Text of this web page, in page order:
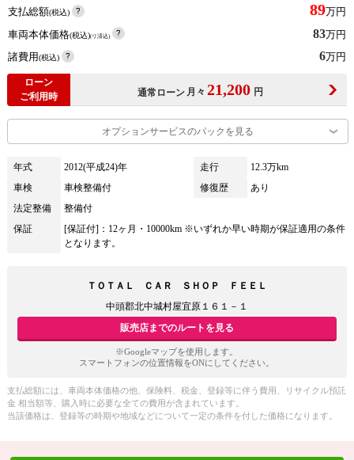
支払総額(税込) 89万円
車両本体価格(税込)(リ済込) 83万円
諸費用(税込) 6万円
ローン
ご利用時
通常ローン 月々 21,200 円
オプションサービスのパックを見る
年式 2012(平成24)年 走行
12.3万km
車検
車検整備付 修復歴
あり
法定整備
整備付
保証
[保証付]：12ヶ月・10000km ※いずれか早い時期が保証適用の条件
となります。
ＴＯＴＡＬ ＣＡＲ ＳＨＯＰ ＦＥＥＬ
中頭郡北中城村屋宜原１６１－１
販売店までのルートを見る
※Googleマップを使用します。
スマートフォンの位置情報をONにしてください。
支払総額には、車両本体価格の他、保険料、税金、登録等に伴う費用、リサイクル預託
金 相当額等、購入時に必要な全ての費用が含まれています。
当該価格は、登録等の時期や地域などについて一定の条件を付した価格になります。